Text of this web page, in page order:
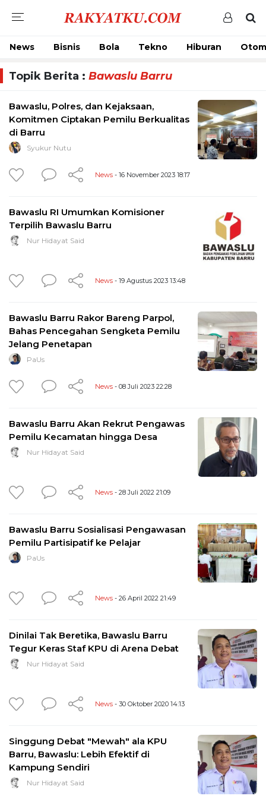
News Bisnis Bola Tekno Hiburan
Topik Berita : Bawaslu Barru
Bawaslu, Polres, dan Kejaksaan,
Komitmen Ciptakan Pemilu Berkualitas
di Barru
Syukur Nutu
News - 16 November 2023 18:17
Bawaslu RI Umumkan Komisioner
Terpilih Bawaslu Barru
Nur Hidayat Said
News - 19 Agustus 2023 13:48
Bawaslu Barru Rakor Bareng Parpol,
Bahas Pencegahan Sengketa Pemilu
Jelang Penetapan
PaUs
News - 08 Juli 2023 22:28
Bawaslu Barru Akan Rekrut Pengawas
Pemilu Kecamatan hingga Desa
Nur Hidayat Said
News - 28 Juli 2022 21:09
Bawaslu Barru Sosialisasi Pengawasan
Pemilu Partisipatif ke Pelajar
PaUs
News - 26 April 2022 21:49
Dinilai Tak Beretika, Bawaslu Barru
Tegur Keras Staf KPU di Arena Debat
Nur Hidayat Said
News - 30 Oktober 2020 14:13
Singgung Debat "Mewah" ala KPU
Barru, Bawaslu: Lebih Efektif di
Kampung Sendiri
Nur Hidayat Said